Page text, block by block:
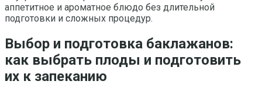
аппетитное и ароматное блюдо без длительной
подготовки и сложных процедур.
Выбор и подготовка баклажанов:
как выбрать плоды и подготовить
их к запеканию